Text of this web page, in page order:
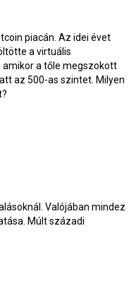
piacán. Az idei évet
a virtuális
a tőle megszokott
az 500-as szintet. Milyen
Valójában mindez
Múlt századi